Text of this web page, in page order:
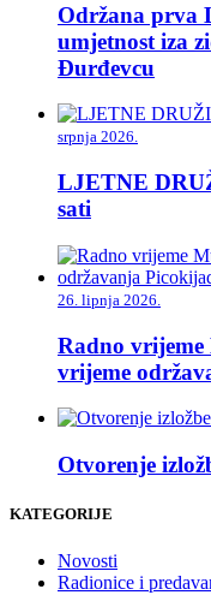
Održana prva
umjetnost iza
Đurđevcu
srpnja 2026.
LJETNE
sati
26. lipnja 2026.
Radno
vrijeme
Otvorenje
KATEGORIJE
Novosti
Radionice i